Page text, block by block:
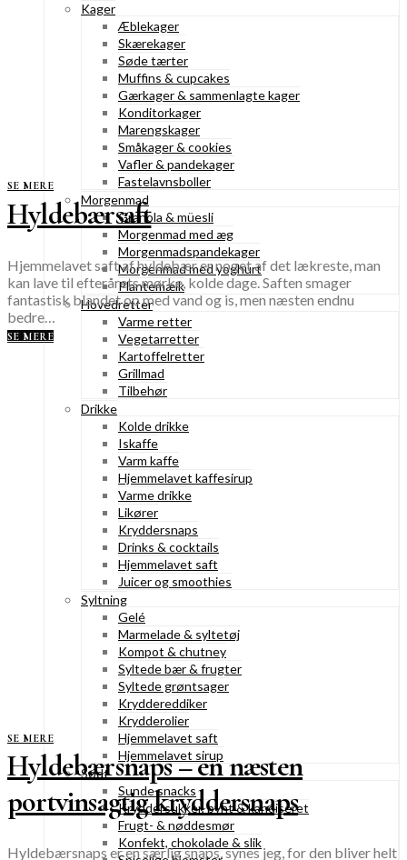
Kager
Æblekager
Skærekager
Søde tærter
Muffins & cupcakes
Gærkager & sammenlagte kager
Konditorkager
Marengskager
Småkager & cookies
Vafler & pandekager
Fastelavnsboller
Morgenmad
Granola & müesli
Morgenmad med æg
Morgenmadspandekager
Morgenmad med yoghurt
Plantemælk
Hovedretter
Varme retter
Vegetarretter
Kartoffelretter
Grillmad
Tilbehør
Drikke
Kolde drikke
Iskaffe
Varm kaffe
Hjemmelavet kaffesirup
Varme drikke
Likører
Kryddersnaps
Drinks & cocktails
Hjemmelavet saft
Juicer og smoothies
Syltning
Gelé
Marmelade & syltetøj
Kompot & chutney
Syltede bær & frugter
Syltede grøntsager
Kryddereddiker
Krydderolier
Hjemmelavet saft
Hjemmelavet sirup
Sødt
Sunde snacks
Kryddersukker, pynt & kandiseret
Frugt- & nøddesmør
Konfekt, chokolade & slik
SE MERE
Hyldebærsaft
Hjemmelavet saft af hyldebær er noget af det lækreste, man
kan lave til efterårets mørke, kolde dage. Saften smager
fantastisk blandet op med vand og is, men næsten endnu
bedre…
SE MERE
SE MERE
Hyldebærsnaps – en næsten
portvinsagtig kryddersnaps
Hyldebærsnaps er en særlig snaps, synes jeg, for den bliver helt